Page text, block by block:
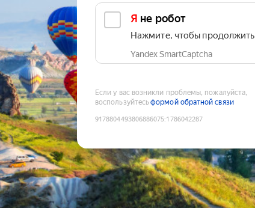
Я не робот
Нажмите, чтобы продолжить
Yandex SmartCaptcha
Если у вас возникли проблемы, пожалуйста,
воспользуйтесьформой обратной связи
9178804493806886075:1786042287